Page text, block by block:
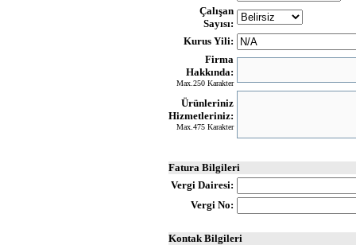
Çalışan
Sayısı:
Kurus Yili:
Firma
Hakkında:
Max.250 Karakter
Ürünleriniz
Hizmetleriniz:
Max.475 Karakter
Fatura Bilgileri
Vergi Dairesi:
Vergi No:
Kontak Bilgileri